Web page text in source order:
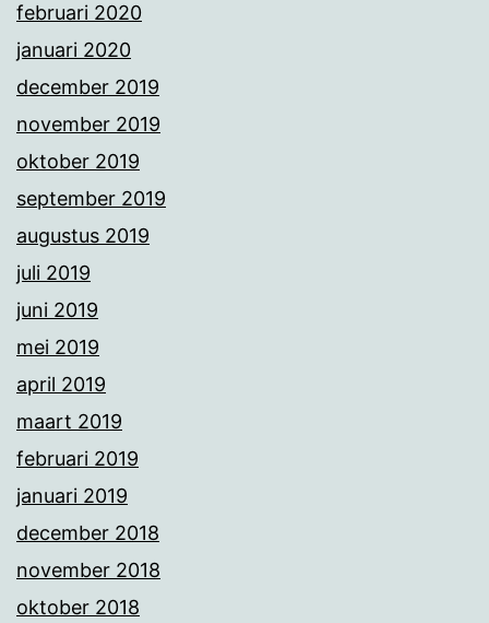
februari 2020
januari 2020
december 2019
november 2019
oktober 2019
september 2019
augustus 2019
juli 2019
juni 2019
mei 2019
april 2019
maart 2019
februari 2019
januari 2019
december 2018
november 2018
oktober 2018